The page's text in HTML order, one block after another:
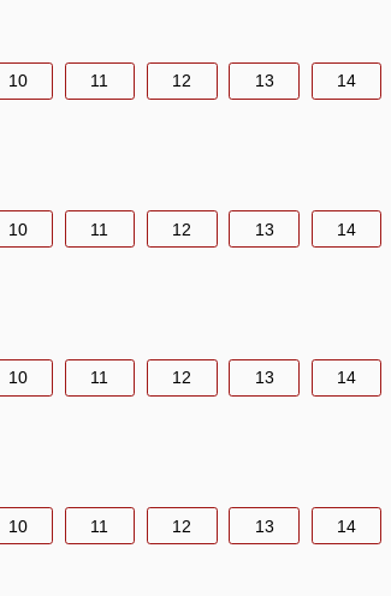
10 11 12 13 14
10 11 12 13 14
10 11 12 13 14
10 11 12 13 14